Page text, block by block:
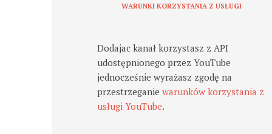
WARUNKI KORZYSTANIA Z USŁUGI
Dodajac kanał korzystasz z API
udostępnionego przez YouTube
jednocześnie wyrażasz zgodę na
przestrzeganiewarunków korzystania z
usługi YouTube.